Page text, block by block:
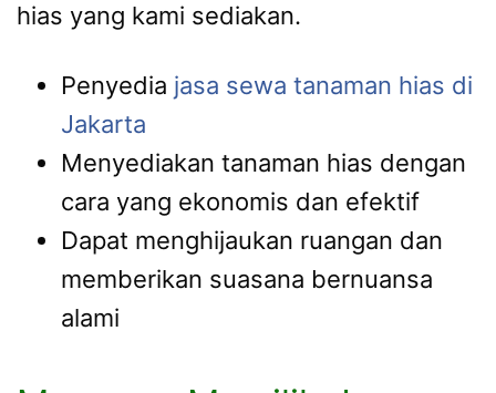
hias yang kami sediakan.
Penyedia jasa sewa tanaman hias di
Jakarta
Menyediakan tanaman hias dengan
cara yang ekonomis dan efektif
Dapat menghijaukan ruangan dan
memberikan suasana bernuansa
alami